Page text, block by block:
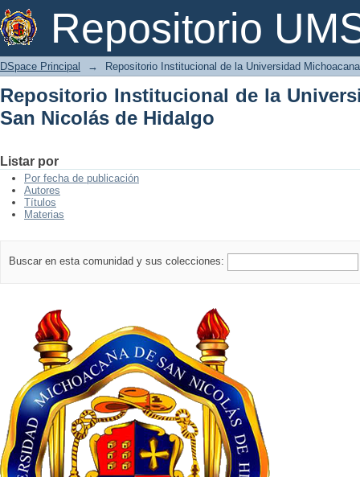
Repositorio
Repositorio Institucional de la
DSpace Principal → Repositorio Institucional de la Universidad
Repositorio Institucional de la
San Nicolás de Hidalgo
Listar por
Por fecha de publicación
Autores
Títulos
Materias
Buscar en esta comunidad y sus colecciones: